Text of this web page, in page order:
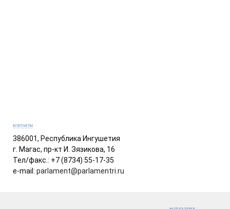
КОНТАКТЫ
386001, Республика Ингушетия
г. Магас, пр-кт И. Зязикова, 16
Тел/факс.: +7 (8734) 55-17-35
e-mail: parlament@parlamentri.ru